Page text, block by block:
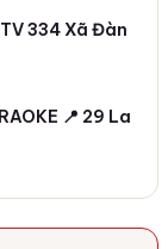
334 Xã Đàn
📍 29 La